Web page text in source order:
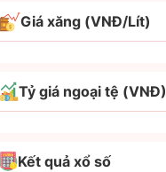
Bình Thuận
Bạc Liêu
Bắc Kạn
Giá xăng (VNĐ/Lít)
Tỷ giá ngoại tệ (VNĐ)
Kết quả xổ số